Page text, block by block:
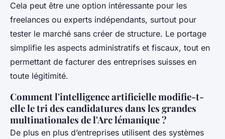
Cela peut être une option intéressante pour les
freelances ou experts indépendants, surtout pour
tester le marché sans créer de structure. Le portage
simplifie les aspects administratifs et fiscaux, tout en
permettant de facturer des entreprises suisses en
toute légitimité.
Comment l'intelligence artificielle modifie-t-
elle le tri des candidatures dans les grandes
multinationales de l'Arc lémanique ?
De plus en plus d’entreprises utilisent des systèmes